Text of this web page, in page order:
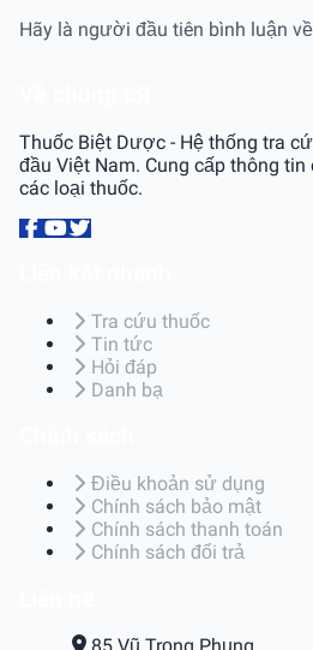
Hãy là người đầu tiên bình luận
Thuốc Biệt Dược - Hệ thống tra
đầu Việt Nam. Cung cấp thông
các loại thuốc.
Tra cứu thuốc
Tin tức
Hỏi đáp
Danh bạ
Điều khoản sử dụng
Chính sách bảo mật
Chính sách thanh toán
Chính sách đổi trả